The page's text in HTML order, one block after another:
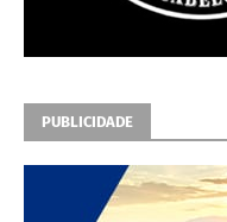
PUBLICIDADE